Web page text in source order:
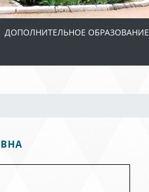
ДОПОЛНИТЕЛЬНОЕ ОБРАЗОВАНИЕ